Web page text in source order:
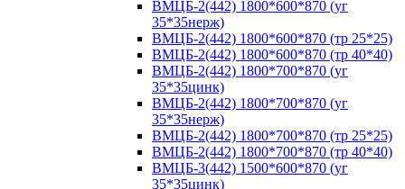
ВМЦБ-2(442) 1800*600*870 (уг
35*35нерж)
ВМЦБ-2(442) 1800*600*870 (тр 25*25)
ВМЦБ-2(442) 1800*600*870 (тр 40*40)
ВМЦБ-2(442) 1800*700*870 (уг
35*35цинк)
ВМЦБ-2(442) 1800*700*870 (уг
35*35нерж)
ВМЦБ-2(442) 1800*700*870 (тр 25*25)
ВМЦБ-2(442) 1800*700*870 (тр 40*40)
ВМЦБ-3(442) 1500*600*870 (уг
35*35цинк)